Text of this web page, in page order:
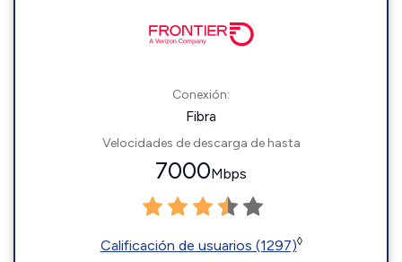
Conexión:
Fibra
Velocidades de descarga de hasta
7000Mbps
Calificación de usuarios (1297)◊